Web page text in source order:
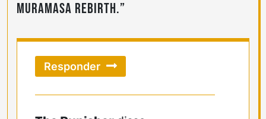
Muramasa Rebirth.”
Responder